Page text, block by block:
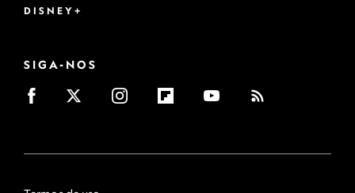
DISNEY+
SIGA-NOS